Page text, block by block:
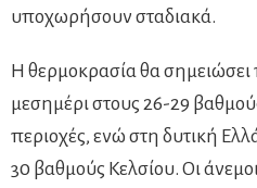
υποχωρήσουν σταδιακά.
Η θερμοκρασία θα σημειώσει
μεσημέρι στους 26-29
περιοχές, ενώ στη δυτική
30 βαθμούς Κελσίου. Οι